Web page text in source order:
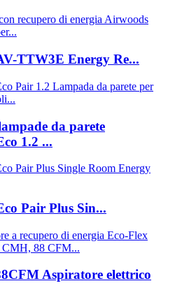
TTW3E Energy Re...
da parete
1.2 ...
Pair Plus Sin...
Aspiratore elettrico